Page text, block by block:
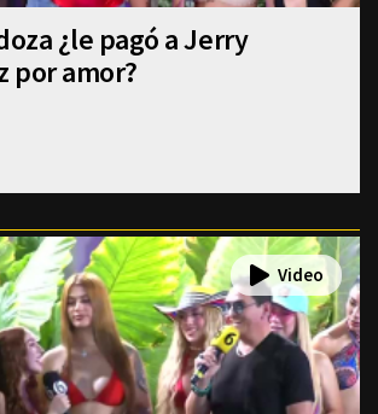
¿le pagó a Jerry
por amor?